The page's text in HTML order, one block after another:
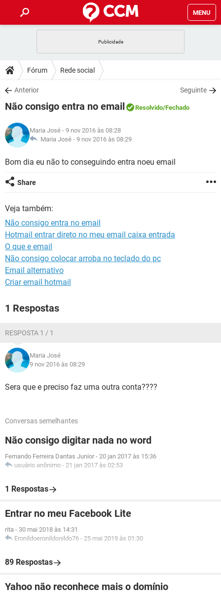
MENU
CELULAR
OUTLOOK
INSTAGRAM GMAIL
GUIA DE COMPRAS
DICAS
JOGOS
INSTAGRAM GMAIL
GUIA DE COMPRAS
DOWNLOADS
JOGOS WHATSAPP
CELULAR
OUTLOOK EXCEL
INSTAGRAM
JOGOS WHATSAPP
CELULAR
OUTLOOK EXCEL
INSTAGRAM
GLOSSÁRIO
JOGOS
INSTAGRAM
GUIA DE COMPRAS
Fórum Rede social
Anterior Seguinte
Não consigo entra no email Resolvido/Fechado
Maria José - 9 nov 2016 às 08:28
Maria José - 9 nov 2016 às 08:29
Bom dia eu não to conseguindo entra noeu email
Share
Veja também:
Não consigo entra no email
Hotmail entrar direto no meu email caixa entrada
O que e email
Não consigo colocar arroba no teclado do pc
Email alternativo
Criar email hotmail
1 Respostas
RESPOSTA 1 / 1
Maria José
9 nov 2016 às 08:29
Sera que e preciso faz uma outra conta????
Conversas semelhantes
Não consigo digitar nada no word
Fernando Ferreira Dantas Junior - 20 jan 2017 às 15:36
usuário anônimo - 21 jan 2017 às 02:53
1 Respostas
Entrar no meu Facebook Lite
rita - 30 mai 2018 às 14:31
Eronildoeronildonildo76 - 25 mai 2019 às 01:30
89 Respostas
Yahoo não reconhece mais o domínio